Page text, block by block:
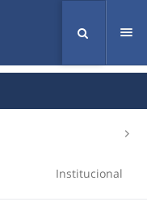
Institucional